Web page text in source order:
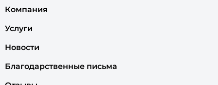
Компания
Услуги
Новости
Благодарственные письма